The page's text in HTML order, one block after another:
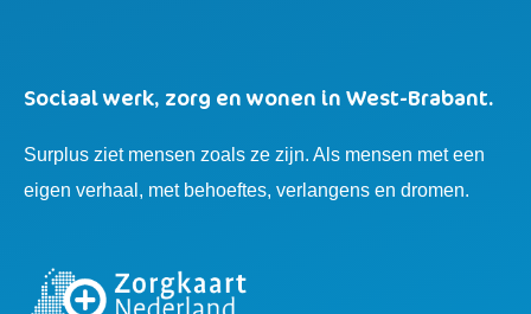
Sociaal werk, zorg en wonen in West-Brabant.
Surplus ziet mensen zoals ze zijn. Als mensen met een
eigen verhaal, met behoeftes, verlangens en dromen.